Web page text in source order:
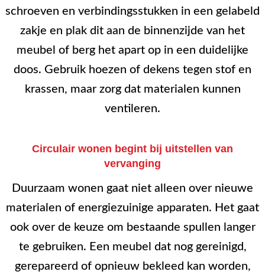
schroeven en verbindingsstukken in een gelabeld
zakje en plak dit aan de binnenzijde van het
meubel of berg het apart op in een duidelijke
doos. Gebruik hoezen of dekens tegen stof en
krassen, maar zorg dat materialen kunnen
ventileren.
Circulair wonen begint bij uitstellen van
vervanging
Duurzaam wonen gaat niet alleen over nieuwe
materialen of energiezuinige apparaten. Het gaat
ook over de keuze om bestaande spullen langer
te gebruiken. Een meubel dat nog gereinigd,
gerepareerd of opnieuw bekleed kan worden,